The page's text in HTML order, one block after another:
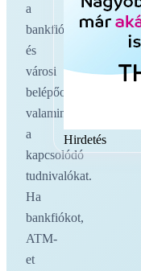
a
bankfiókokat
és
városi
belépőoldalakat,
valamint
a
kapcsolódó
tudnivalókat.
Ha
bankfiókot,
ATM-
et
Hirdetés